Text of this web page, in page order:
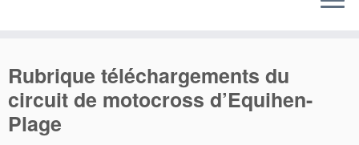
contenu
Rubrique téléchargements du
circuit de motocross d’Equihen-
Plage